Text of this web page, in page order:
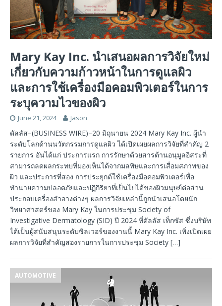
Mary Kay Inc. นำเสนอผลการวิจัยใหม่
เกี่ยวกับความก้าวหน้าในการดูแลผิว
และการใช้เครื่องมือคอมพิวเตอร์ในการ
ระบุความไวของผิว
June 21, 2024 Jason
ดัลลัส–(BUSINESS WIRE)–20 มิถุนายน 2024 Mary Kay Inc. ผู้นำ
ระดับโลกด้านนวัตกรรมการดูแลผิว ได้เปิดเผยผลการวิจัยที่สำคัญ 2
รายการ อันได้แก่ ประการแรก การรักษาด้วยสารต้านอนุมูลอิสระที่
สามารถลดผลกระทบที่มองเห็นได้จากมลพิษและการเสื่อมสภาพของ
ผิว และประการที่สอง การประยุกต์ใช้เครื่องมือคอมพิวเตอร์เพื่อ
ทำนายความปลอดภัยและปฏิกิริยาที่เป็นไปได้ของผิวมนุษย์ต่อส่วน
ประกอบเครื่องสำอางต่างๆ ผลการวิจัยเหล่านี้ถูกนำเสนอโดยนัก
วิทยาศาสตร์ของ Mary Kay ในการประชุม Society of
Investigative Dermatology (SID) ปี 2024 ที่ดัลลัส เท็กซัส ซึ่งบริษัท
ได้เป็นผู้สนับสนุนระดับซิลเวอร์ของงานนี้ Mary Kay Inc. เพิ่งเปิดเผย
ผลการวิจัยที่สำคัญสองรายการในการประชุม Society […]
AUTOMOTIVE